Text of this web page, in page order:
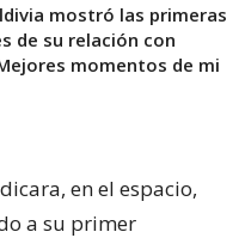
mostró las primeras
de su relación con
momentos de mi
en el espacio,
a su primer